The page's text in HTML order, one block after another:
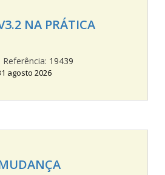
NA PRÁTICA
Referência: 19439
agosto 2026